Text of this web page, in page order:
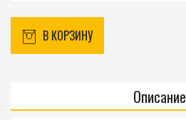
В КОРЗИНУ
Описание